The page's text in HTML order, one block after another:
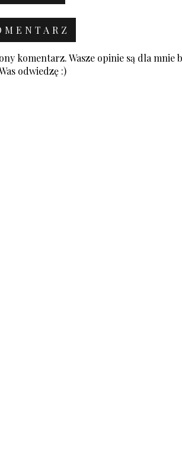
komentarz. Wasze opinie są dla mnie
odwiedzę :)